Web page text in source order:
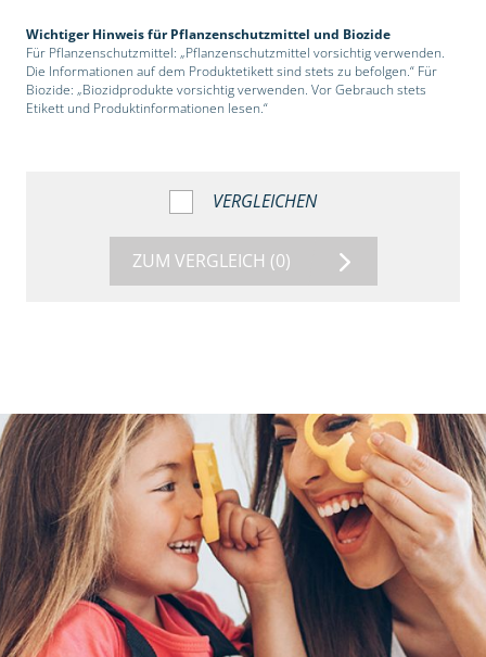
Wichtiger Hinweis für Pflanzenschutzmittel und Biozide
Für Pflanzenschutzmittel: „Pflanzenschutzmittel vorsichtig verwenden.
Die Informationen auf dem Produktetikett sind stets zu befolgen.“ Für
Biozide: „Biozidprodukte vorsichtig verwenden. Vor Gebrauch stets
Etikett und Produktinformationen lesen.“
VERGLEICHEN
ZUM VERGLEICH (0)